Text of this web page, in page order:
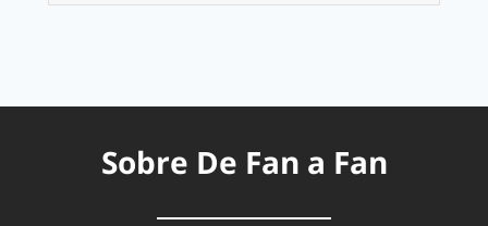
Sobre De Fan a Fan